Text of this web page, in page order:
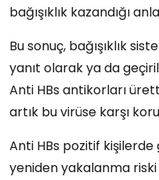
bağışıklık kazandığı
Bu sonuç, bağışıklık
yanıt olarakya da
Anti HBs antikorları
artık bu virüse karşı
Anti HBs pozitif kişilerde
yeniden yakalanma